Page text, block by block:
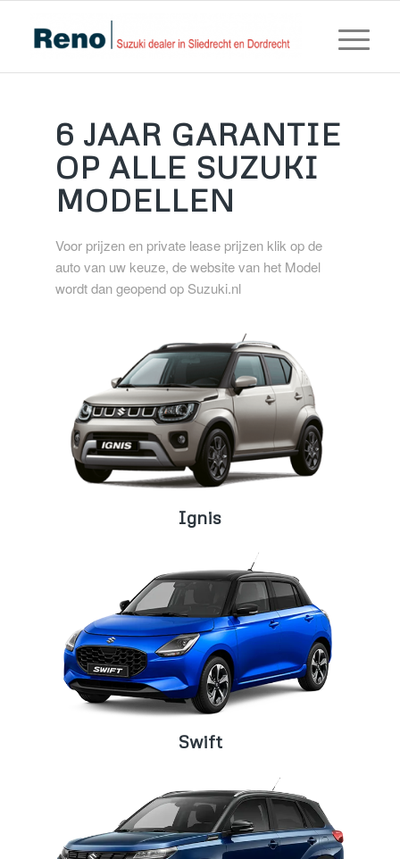
6 JAAR GARANTIE
OP ALLE SUZUKI
MODELLEN
Voor prijzen en private lease prijzen klik op de
auto van uw keuze, de website van het Model
wordt dan geopend op Suzuki.nl
Ignis
Swift